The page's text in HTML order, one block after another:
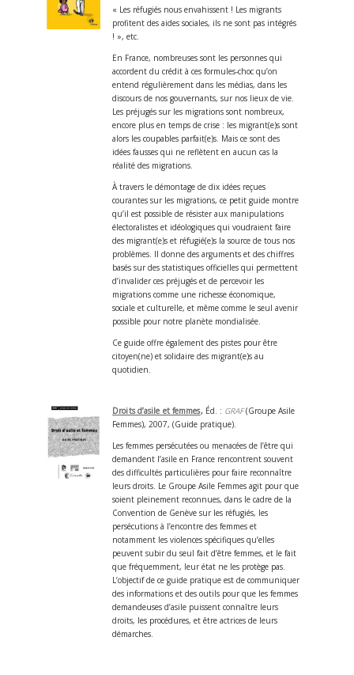
« Les réfugiés nous envahissent ! Les migrants
profitent des aides sociales, ils ne sont pas intégrés
! », etc.
En France, nombreuses sont les personnes qui
accordent du crédit à ces formules-choc qu’on
entend régulièrement dans les médias, dans les
discours de nos gouvernants, sur nos lieux de vie.
Les préjugés sur les migrations sont nombreux,
encore plus en temps de crise : les migrant(e)s sont
alors les coupables parfait(e)s. Mais ce sont des
idées fausses qui ne reflètent en aucun cas la
réalité des migrations.
À travers le démontage de dix idées reçues
courantes sur les migrations, ce petit guide montre
qu’il est possible de résister aux manipulations
électoralistes et idéologiques qui voudraient faire
des migrant(e)s et réfugié(e)s la source de tous nos
problèmes. Il donne des arguments et des chiffres
basés sur des statistiques officielles qui permettent
d’invalider ces préjugés et de percevoir les
migrations comme une richesse économique,
sociale et culturelle, et même comme le seul avenir
possible pour notre planète mondialisée.
Ce guide offre également des pistes pour être
citoyen(ne) et solidaire des migrant(e)s au
quotidien.
Droits d’asile et femmes, Éd. : GRAF(Groupe Asile
Femmes), 2007, (Guide pratique).
Les femmes persécutées ou menacées de l’être qui
demandent l’asile en France rencontrent souvent
des difficultés particulières pour faire reconnaître
leurs droits. Le Groupe Asile Femmes agit pour que
soient pleinement reconnues, dans le cadre de la
Convention de Genève sur les réfugiés, les
persécutions à l’encontre des femmes et
notamment les violences spécifiques qu’elles
peuvent subir du seul fait d’être femmes, et le fait
que fréquemment, leur état ne les protège pas.
L’objectif de ce guide pratique est de communiquer
des informations et des outils pour que les femmes
demandeuses d’asile puissent connaître leurs
droits, les procédures, et être actrices de leurs
démarches.